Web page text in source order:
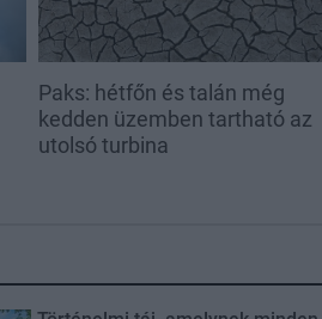
Paks: hétfőn és talán még
kedden üzemben tartható az
utolsó turbina